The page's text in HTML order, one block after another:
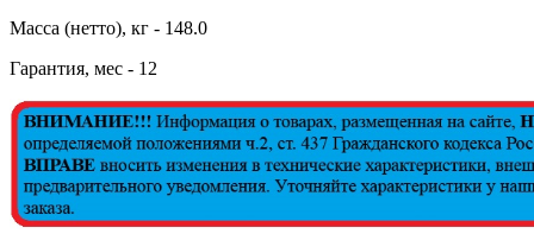
Масса (нетто), кг - 148.0
Гарантия, мес - 12